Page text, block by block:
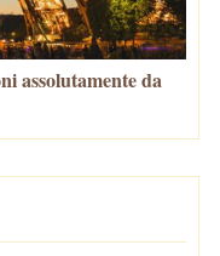
assolutamente da